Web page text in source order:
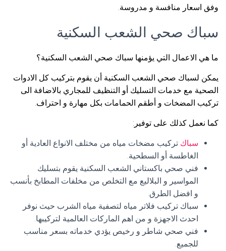
وفق اسعار منافسة و مدروسة.
سباك صحي الشعب السكنية
ما هي الاعمال التي يؤمنها سباك صحي الشعب السكنية؟
يمكن لسباك صحي الشعب السكنية أن يقوم بتركيب كل الادوات
الصحية مع خدمات التسليك أو التنظيف للمجاري بالاضافة الى
تركيب المضخات و أطقم الحمامات بكل مهارة و احتراف.
كما نعمل كذلك على توفير:
سباك تركيب مضخات مياه من مختلف الانواع العادية أو
الغاطسة أو السطحية.
فني صحي باكستاني الشعب السكنية يقوم بتسليك
المواسير و البلاليع مع التخلص من مخلفات المطابخ بأنسب
و افضل الطرق.
سباك تركيب فلاتر مياه لتصفية مياه الشرب حيث نوفر
احدث الاجهزة و من اهم الماركات العالمية لتركيبها.
فني صحي شاطر و رخيص يؤدي خدماته بسعر مناسب
للجميع.